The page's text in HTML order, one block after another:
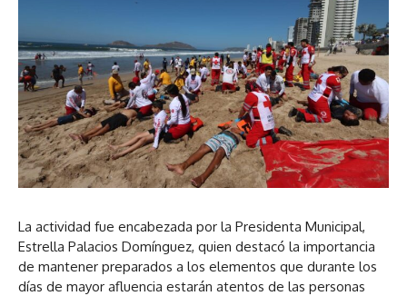
La actividad fue encabezada por la Presidenta Municipal,
Estrella Palacios Domínguez, quien destacó la importancia
de mantener preparados a los elementos que durante los
días de mayor afluencia estarán atentos de las personas